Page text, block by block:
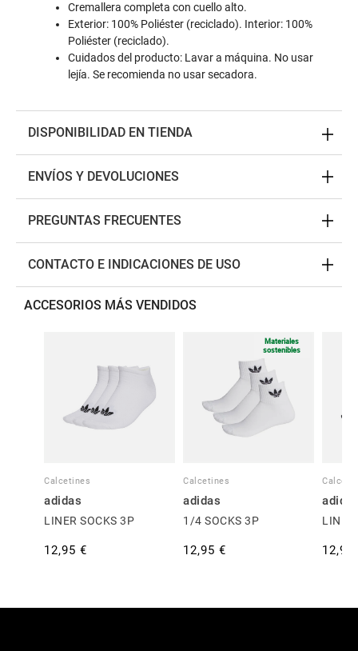
Cremallera completa con cuello alto.
Exterior: 100% Poliéster (reciclado). Interior: 100%
Poliéster (reciclado).
Cuidados del producto: Lavar a máquina. No usar
lejía. Se recomienda no usar secadora.
DISPONIBILIDAD EN TIENDA
ENVÍOS Y DEVOLUCIONES
PREGUNTAS FRECUENTES
CONTACTO E INDICACIONES DE USO
ACCESORIOS MÁS VENDIDOS
Calcetines
adidas
LINER SOCKS 3P
12,95 €
Materiales
sostenibles
Calcetines
adidas
1/4 SOCKS 3P
12,95 €
LINER
12,95